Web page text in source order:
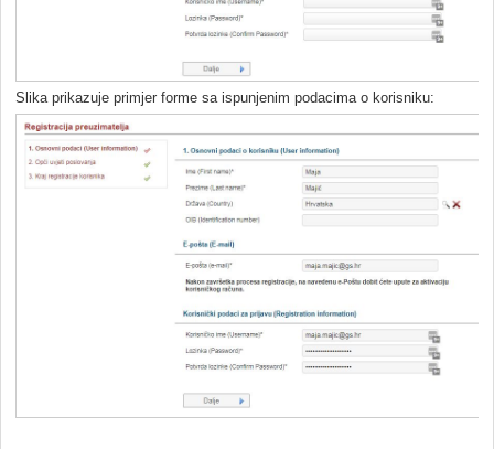
Slika prikazuje primjer forme sa ispunjenim podacima o korisniku: